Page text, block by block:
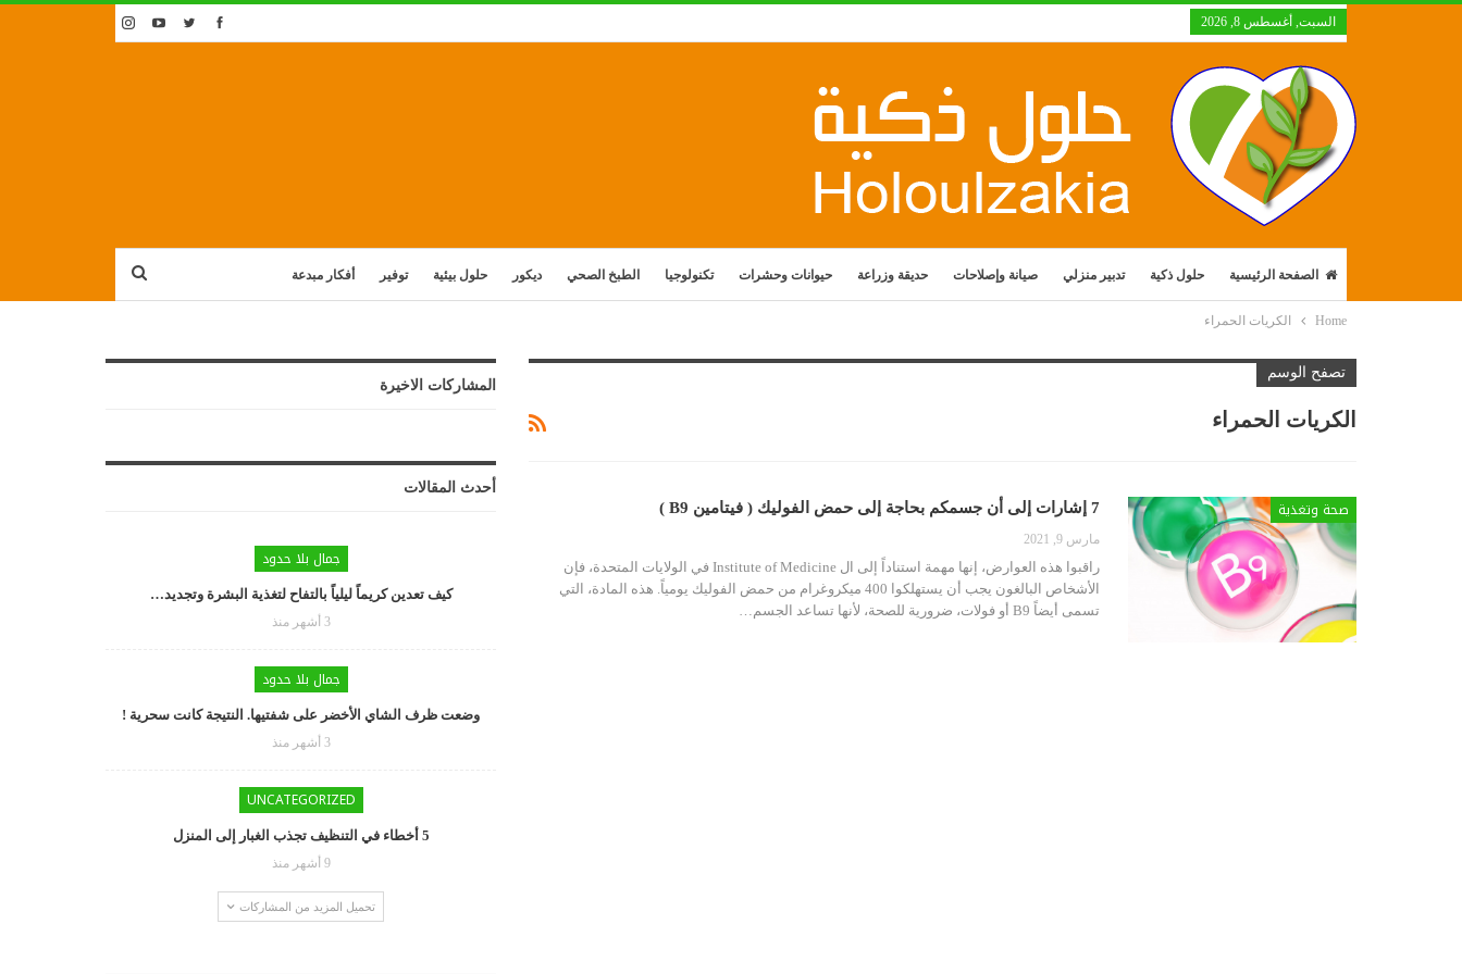
السبت, أغسطس 8, 2026
الصفحة الرئيسية حلول ذكية تدبير منزلي صيانة وإصلاحات حديقة وزراعة حيوانات وحشرات تكنولوجيا الطبخ الصحي ديكور حلول بيئية توفير أفكار مبدعة
Home الكريات الحمراء
تصفح الوسم
الكريات الحمراء
صحة وتغذية 7 إشارات إلى أن جسمكم بحاجة إلى حمض الفوليك ( فيتامين B9 )
مارس 9, 2021
راقبوا هذه العوارض، إنها مهمة
استناداً إلى ال Institute of Medicine في الولايات المتحدة، فإن
الأشخاص البالغون يجب أن يستهلكوا 400 ميكروغرام من حمض الفوليك يومياً. هذه المادة، التي
تسمى أيضاً B9 أو فولات، ضرورية للصحة، لأنها تساعد الجسم
المشاركات الاخيرة
أحدث المقالات
جمال بلا حدود
كيف تعدين كريماً ليلياً بالتفاح لتغذية البشرة وتجديد…
3 أشهر منذ
جمال بلا حدود
وضعت ظرف الشاي الأخضر على شفتيها. النتيجة كانت سحرية !
3 أشهر منذ
UNCATEGORIZED
5 أخطاء في التنظيف تجذب الغبار إلى المنزل
9 أشهر منذ
تحميل المزيد من المشاركات